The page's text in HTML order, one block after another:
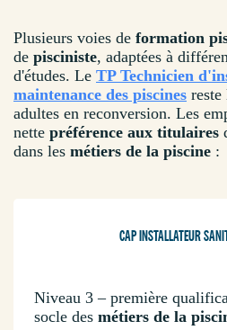
Plusieurs voies de formation
de pisciniste, adaptées à
d'études. Le TP Technicien
maintenance des piscines
adultes en reconversion. Les
nette préférence aux titulaires
dans les métiers de la piscine :
CAP INSTALLATEUR
Niveau 3 – première
socle des métiers de la